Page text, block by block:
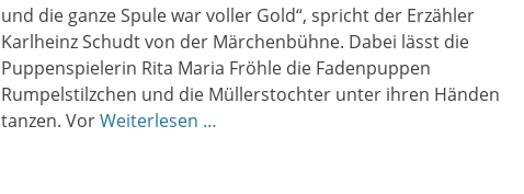
und die ganze Spule war voller Gold“, spricht der Erzähler
Karlheinz Schudt von der Märchenbühne. Dabei lässt die
Puppenspielerin Rita Maria Fröhle die Fadenpuppen
Rumpelstilzchen und die Müllerstochter unter ihren Händen
tanzen. VorWeiterlesen …